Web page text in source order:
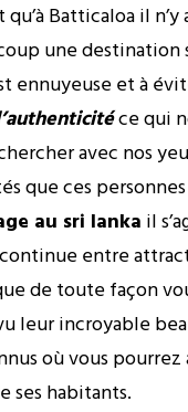
Batticaloa il
une destination
ennuyeuse et à
ce qui
avec nos
que ces personnes
au sri lanka il
entre
de toute façon
leur incroyable
où vous
ses habitants.